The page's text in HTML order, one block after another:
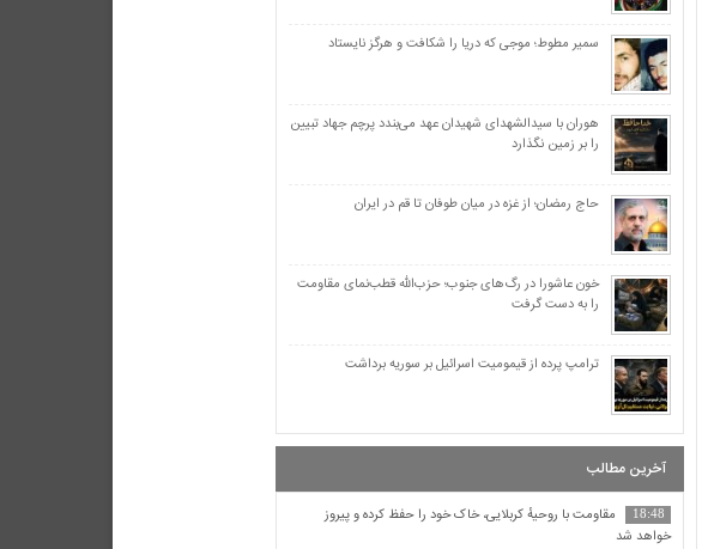
+ عکس
«نعیم بن عجلان انصاری خزرجی» از شهدای نخستین حمله سپاه دشمن
در کربلا
سه برادر که در فاصله چهل روز به شهادت رسیدند+ تصاویر
تقویم بارداری مادر و همسر شهیدی که با گلوله‌های آمریکای-صهیونی
ورق خورد
تصاویر شهدای مظلوم فلسطینی «کودکان و زنان» غزه
پاسخ جنبش انصارالله به تهدید اسرائیل کاتس: «اجازه نمی‌دهیم
جنایتکار ما را تهدید کند»
سمیر مطوط؛ موجی که دریا را شکافت و هرگز نایستاد
هوران با سیدالشهدای شهیدان عهد می‌بندد پرچم جهاد تبیین
را بر زمین نگذارد
حاج رمضان؛ از غزه در میان طوفان تا قم در ایران
خون عاشورا در رگ‌های جنوب؛ حزب‌الله قطب‌نمای مقاومت
را به دست گرفت
ترامپ پرده از قیمومیت اسرائیل بر سوریه برداشت
آخرین مطالب
18:48
مقاومت با روحیهٔ کربلایی، خاک خود را حفظ کرده و پیروز
خواهد شد